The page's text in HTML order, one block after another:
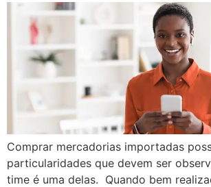
Comprar mercadorias importadas
particularidades que devem ser
time é uma delas. Quando bem